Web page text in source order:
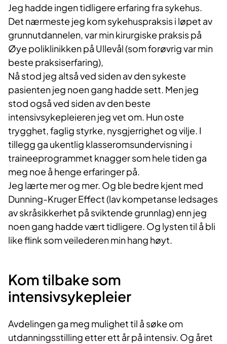
Jeg hadde ingen tidligere erfaring fra sykehus.
Det nærmeste jeg kom sykehuspraksis i løpet av
grunnutdannelen, var min kirurgiske praksis på
Øye poliklinikken på Ullevål (som forøvrig var min
beste praksiserfaring),
Nå stod jeg altså ved siden av den sykeste
pasienten jeg noen gang hadde sett. Men jeg
stod også ved siden av den beste
intensivsykepleieren jeg vet om. Hun oste
trygghet, faglig styrke, nysgjerrighet og vilje. I
tillegg ga ukentlig klasseromsundervisning i
traineeprogrammet knagger som hele tiden ga
meg noe å henge erfaringer på.
Jeg lærte mer og mer. Og ble bedre kjent med
Dunning-Kruger Effect (lav kompetanse ledsages
av skråsikkerhet på sviktende grunnlag) enn jeg
noen gang hadde vært tidligere. Og lysten til å bli
like flink som veilederen min hang høyt.
Kom tilbake som
intensivsykepleier
Avdelingen ga meg mulighet til å søke om
utdanningsstilling etter ett år på intensiv. Og året